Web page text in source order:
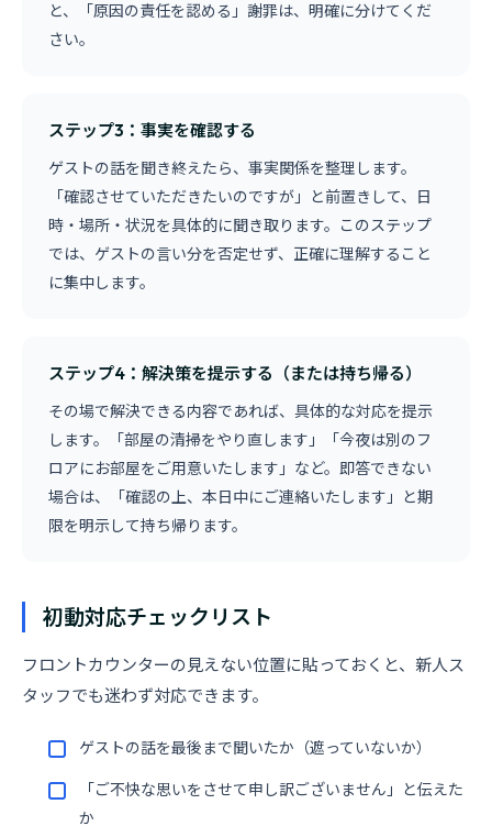
と、「原因の責任を認める」謝罪は、明確に分けてくだ
さい。
ステップ3：事実を確認する
ゲストの話を聞き終えたら、事実関係を整理します。
「確認させていただきたいのですが」と前置きして、日
時・場所・状況を具体的に聞き取ります。このステップ
では、ゲストの言い分を否定せず、正確に理解すること
に集中します。
ステップ4：解決策を提示する（または持ち帰る）
その場で解決できる内容であれば、具体的な対応を提示
します。「部屋の清掃をやり直します」「今夜は別のフ
ロアにお部屋をご用意いたします」など。即答できない
場合は、「確認の上、本日中にご連絡いたします」と期
限を明示して持ち帰ります。
初動対応チェックリスト
フロントカウンターの見えない位置に貼っておくと、新人ス
タッフでも迷わず対応できます。
ゲストの話を最後まで聞いたか（遮っていないか）
「ご不快な思いをさせて申し訳ございません」と伝えた
か